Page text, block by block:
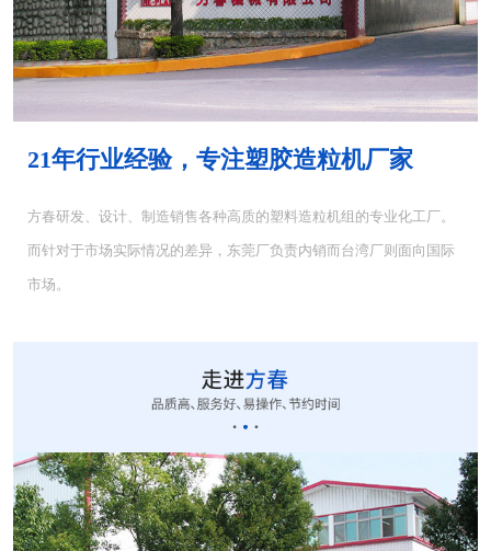
MH-4000塑胶混... MH-6000塑料混...
CUT-20立式切粒...
21年行业经验，专注塑胶造粒机厂家
方春研发、设计、制造销售各种高质的塑料造粒机组的专业化工厂。
而针对于市场实际情况的差异，东莞厂负责内销而台湾厂则面向国际
市场。